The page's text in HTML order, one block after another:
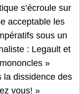
s’écroule sur
acceptable les
sous un
: Legault et
»
la dissidence des
vous! »